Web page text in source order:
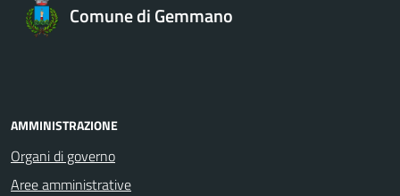
Comune di Gemmano
AMMINISTRAZIONE
Organi di governo
Aree amministrative